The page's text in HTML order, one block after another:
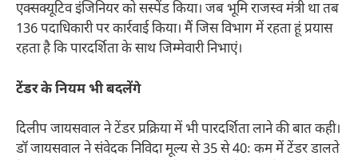
एक्सक्यूटिव इंजिनियर को सस्पेंड किया। जब भूमि राजस्व मंत्री था तब
136 पदाधिकारी पर कार्रवाई किया। मैं जिस विभाग में रहता हूं प्रयास
रहता है कि पारदर्शिता के साथ जिम्मेवारी निभाएं।
टेंडर के नियम भी बदलेंगे
दिलीप जायसवाल ने टेंडर प्रक्रिया में भी पारदर्शिता लाने की बात कही।
डॉ जायसवाल ने संवेदक निविदा मूल्य से 35 से 40ः कम में टेंडर डालते